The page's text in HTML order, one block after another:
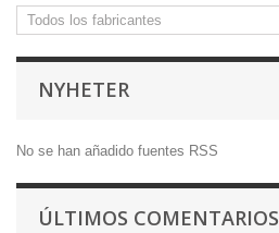
NYHETER
No se han añadido fuentes RSS
ÚLTIMOS COMENTARIOS